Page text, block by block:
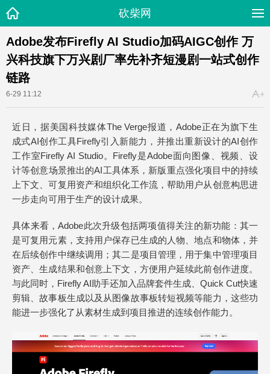
砍柴网
Adobe发布Firefly AI Studio加码AIGC创作 万
兴科技旗下万兴剧厂率先补齐短漫剧一站式创作
链路
6-29 11:12
近日，据美国科技媒体The Verge报道，Adobe正在为旗下生
成式AI创作工具Firefly引入新能力，并推出重新设计的AI创作
工作室Firefly AI Studio。Firefly是Adobe面向图像、视频、设
计等创意场景推出的AI工具体系，新版重点强化项目中的持续
上下文、可复用资产和组织化工作流，帮助用户从创意构思进
一步走向可用于生产的设计成果。
具体来看，Adobe此次升级包括两项值得关注的新功能：其一
是可复用元素，支持用户保存已生成的人物、地点和物体，并
在后续创作中继续调用；其二是项目管理，用于集中管理项目
资产、生成结果和创意上下文，方便用户延续此前创作进度。
与此同时，Firefly AI助手还加入品牌套件生成、Quick Cut快速
剪辑、故事板生成以及从图像故事板转短视频等能力，这些功
能进一步强化了从素材生成到项目推进的连续创作能力。